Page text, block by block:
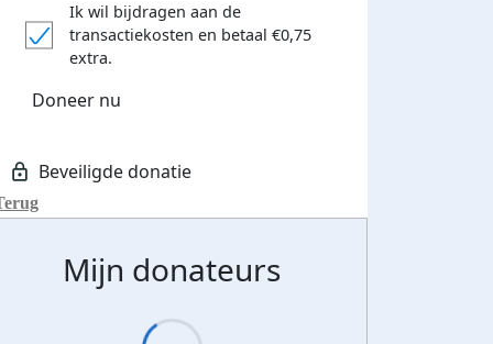
Ik wil bijdragen aan de
transactiekosten en betaal €0,75
extra.
Doneer nu
Mijn donateurs